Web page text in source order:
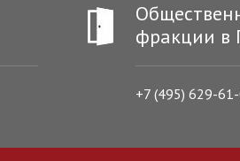
фракции в
+7 (495) 629-